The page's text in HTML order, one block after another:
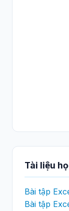
Tài liệu
Bài tập
Bài tập